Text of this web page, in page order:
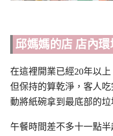
邱媽媽的店 店內環
在這裡開業已經20年以
但保持的算乾淨，客人
動將紙碗拿到最底部的垃
午餐時間差不多十一點